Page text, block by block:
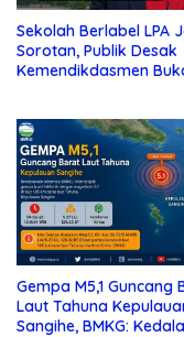
Sekolah Berlabel LPA
Sorotan, Publik Desak
Kemendikdasmen
Gempa M5,1 Guncang
Laut Tahuna
Sangihe, BMKG: